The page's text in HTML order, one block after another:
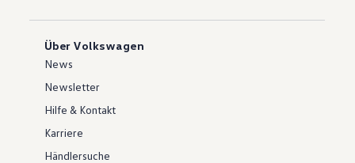
Über Volkswagen
News
Newsletter
Hilfe & Kontakt
Karriere
Händlersuche